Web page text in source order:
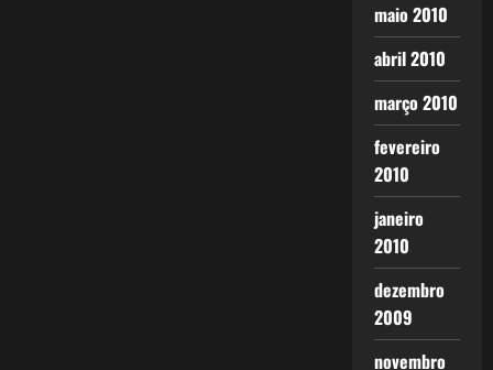
maio 2010
abril 2010
março 2010
fevereiro
2010
janeiro
2010
dezembro
2009
novembro